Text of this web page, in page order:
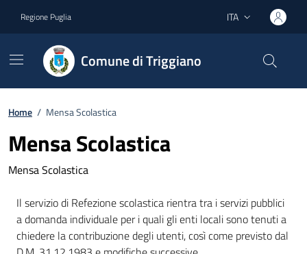
Regione Puglia Lingua attiva:
ITA
Comune di Triggiano
Home / Mensa Scolastica
Mensa Scolastica
Mensa Scolastica
Il servizio di Refezione scolastica rientra tra i servizi pubblici
a domanda individuale per i quali gli enti locali sono tenuti a
chiedere la contribuzione degli utenti, così come previsto dal